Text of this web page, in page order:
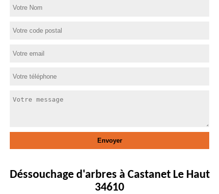
Déssouchage d'arbres à Castanet Le Haut
34610